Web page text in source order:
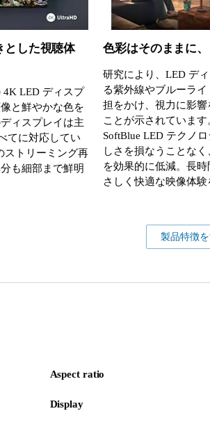
とした視聴体
4K LED ディスプ
と鮮やかな色を
ィスプレイは主
てに対応してい
ストリーミング再
も細部まで鮮明
色彩はそのままに、
研究により、LED デ
る紫外線やブルーラ
担をかけ、視力に影
ことが示されていま
SoftBlue LED テクノ
しさを損なうことな
を効果的に低減。長
さしく快適な映像体験
製品特徴
Aspect ratio
Display